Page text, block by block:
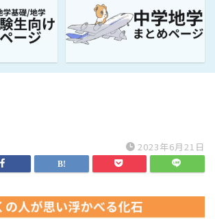
2023年6月21日